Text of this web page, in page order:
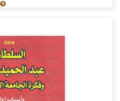
21-03-2022